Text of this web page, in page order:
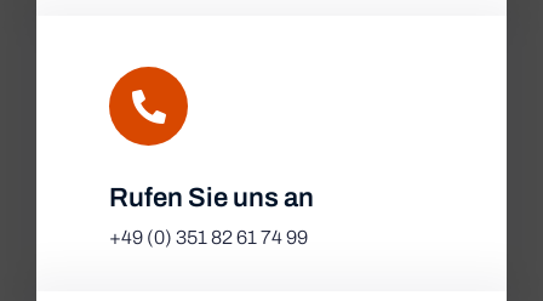
Rufen Sie uns an
+49 (0) 351 82 61 74 99